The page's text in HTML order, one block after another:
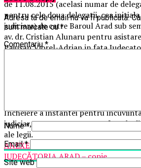
de 11.08.2015 (acelasi numar de
pentru cele doua delegatii, cea
judiciara) de catre Baroul Arad sub
av. dr. Cristian Alunaru pentru
Paiusan Viorel-Adrian in fata
Norina Bojan, secretara Baroului
data de 11.08.2016 programul s-a
delegatii sub titlul de ”asistenta”.
termen de judecata, in dosar nu a
cerere de ajutor public judiciar, cu
Incheiere a instantei pentru
judiciar, asa cum era necesar fata de
ale legii.
ANEXE MEMORIU – DETURNARE
JUDECĂTORIA ARAD – copie
Adresa ta de email nu va fi publicată.
sunt marcate cu*
Comentariu*
Nume*
Email*
Site web